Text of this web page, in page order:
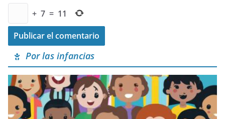
+ 7 = 11
Por las infancias